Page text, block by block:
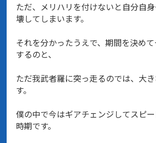
ただ、メリハリを付けないと自分自
壊してしまいます。
それを分かったうえで、期間を決め
するのと、
ただ我武者羅に突っ走るのでは、大
す。
僕の中で今はギアチェンジしてスピ
時期です。